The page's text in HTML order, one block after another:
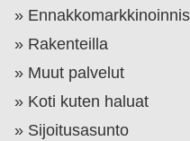
Rakenteilla
Muut palvelut
Koti kuten haluat
Sijoitusasunto